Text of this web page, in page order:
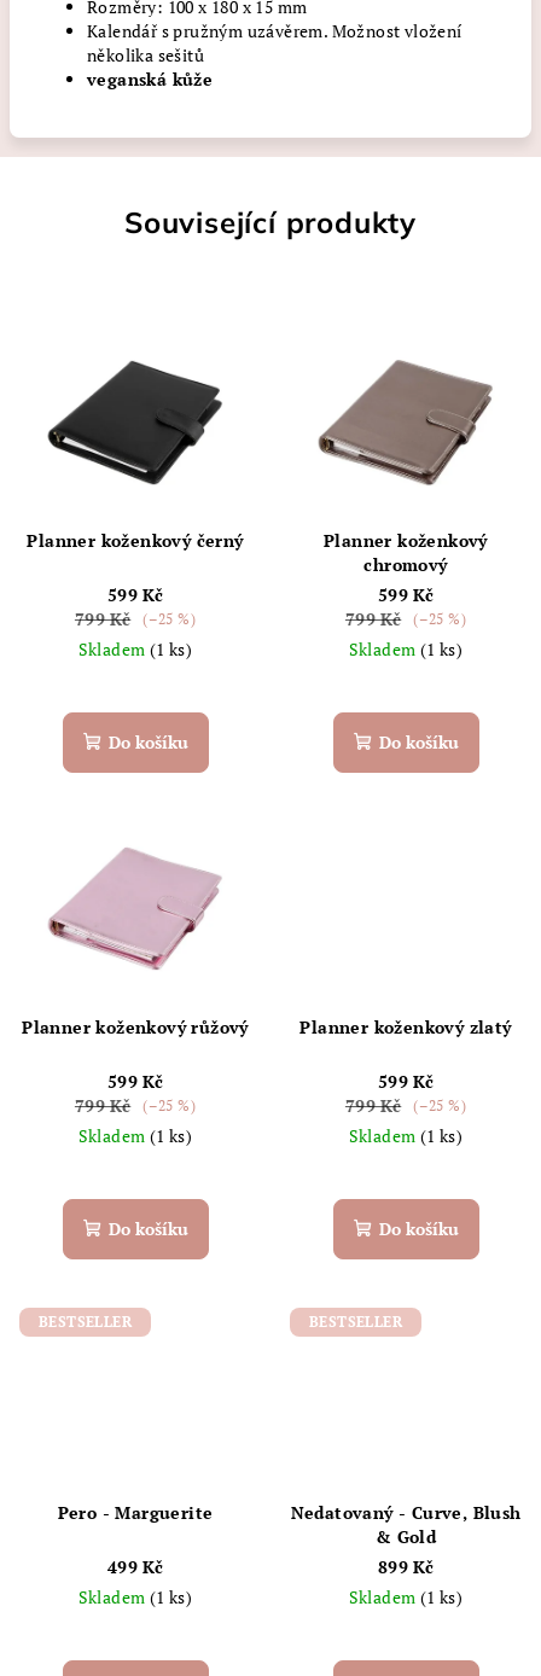
Rozměry: 100 x 180 x 15 mm
Kalendář s pružným uzávěrem. Možnost vložení
několika sešitů
veganská kůže
Související produkty
Planner koženkový černý
599 Kč
799 Kč
(–25 %)
Skladem (1 ks)
Do košíku
Planner koženkový
chromový
599 Kč
799 Kč
(–25 %)
Skladem (1 ks)
Do košíku
Planner koženkový růžový
599 Kč
799 Kč
(–25 %)
Skladem (1 ks)
Do košíku
Planner koženkový zlatý
599 Kč
799 Kč
(–25 %)
Skladem (1 ks)
Do košíku
BESTSELLER
Pero - Marguerite
499 Kč
Skladem (1 ks)
BESTSELLER
Nedatovaný - Curve, Blush
& Gold
899 Kč
Skladem (1 ks)